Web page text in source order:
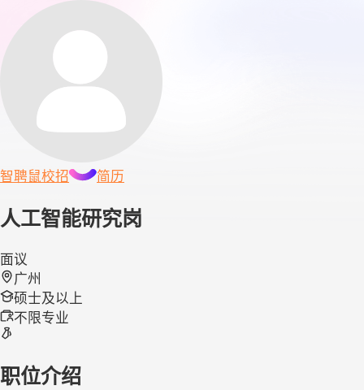
智聘鼠校招 简历
人工智能研究岗
面议
广州
硕士及以上
不限专业
职位介绍